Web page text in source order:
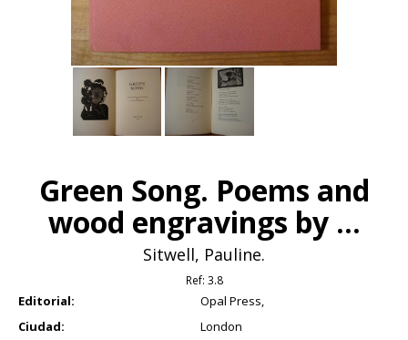
Green Song. Poems and
wood engravings by ...
Sitwell, Pauline.
Ref: 3.8
Editorial:
Opal Press,
Ciudad:
London